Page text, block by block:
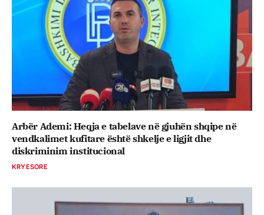
Arbër Ademi: Heqja e tabelave në gjuhën shqipe në
vendkalimet kufitare është shkelje e ligjit dhe
diskriminim institucional
KRYESORE